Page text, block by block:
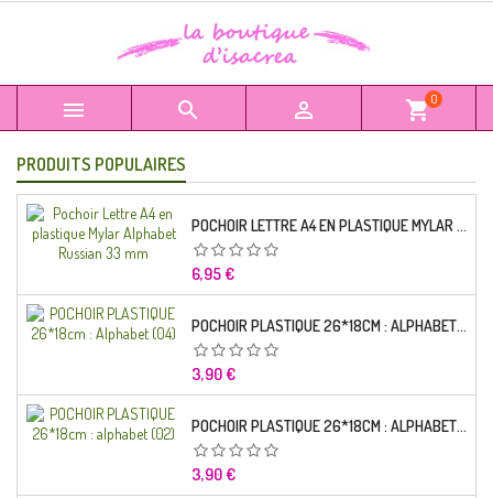
   shopping_cart0
PRODUITS POPULAIRES
POCHOIR LETTRE A4 EN PLASTIQUE MYLAR ALPHABET RUSSIAN 33 MM
Prix
6,95 €
POCHOIR PLASTIQUE 26*18CM : ALPHABET (04)
Prix
3,90 €
POCHOIR PLASTIQUE 26*18CM : ALPHABET (02)
Prix
3,90 €